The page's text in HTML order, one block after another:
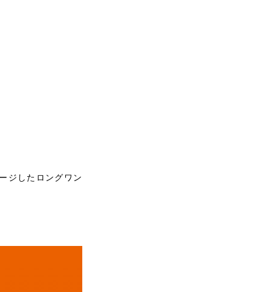
ジしたロングワン